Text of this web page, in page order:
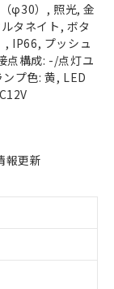
φ30）, 照光, 金
タネイト, ボタ
, IP66, プッシュ
点構成: -/点灯ユ
プ色: 黄, LED
報更新